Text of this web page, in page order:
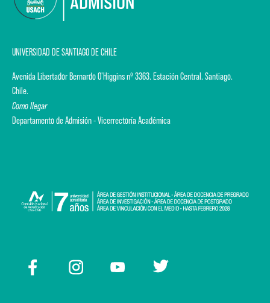
UNIVERSIDAD DE SANTIAGO DE CHILE
Avenida Libertador Bernardo O'Higgins nº 3363. Estación Central. Santiago.
Chile.
Como llegar
Departamento de Admisión - Vicerrectoría Académica